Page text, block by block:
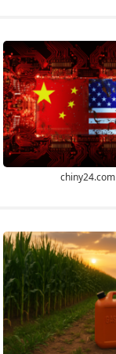
chiny24.com